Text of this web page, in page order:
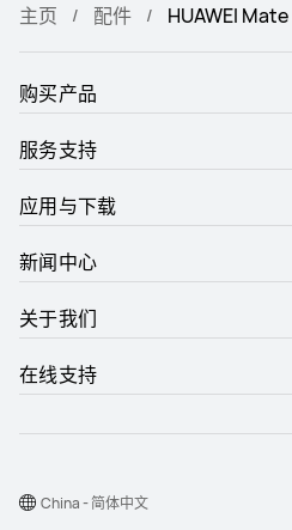
主页 配件 HUAWEI
购买产品
服务支持
应用与下载
新闻中心
关于我们
在线支持
China - 简体中文